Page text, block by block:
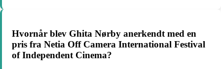
Hvornår blev Ghita Nørby anerkendt med en
pris fra Netia Off Camera International Festival
of Independent Cinema?